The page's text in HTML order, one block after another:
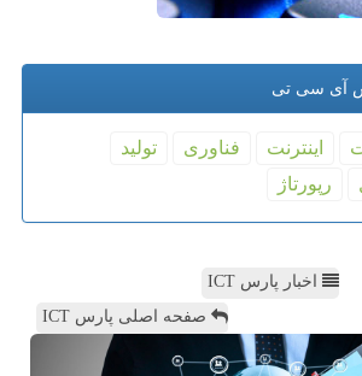
آی سی تی
اینترنت فناوری
تولید
رپورتاژ
اخبار پارس ICT
صفحه اصلی پارس ICT